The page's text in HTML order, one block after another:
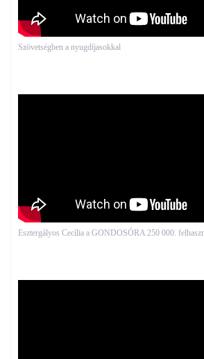
Szövetségben a nyugdíjasokkal
Esztergályos Cecília a GONDOSÓRA 250 000.